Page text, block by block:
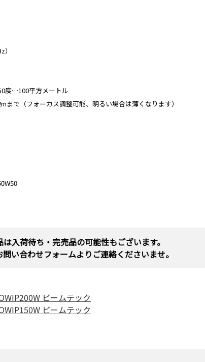
度…100平方メートル
で（フォーカス調整可能、明るい場合は薄くなります）
入荷待ち・完売品の可能性もございます。
い合わせフォームよりご連絡くださいませ。
ビームテック
ビームテック